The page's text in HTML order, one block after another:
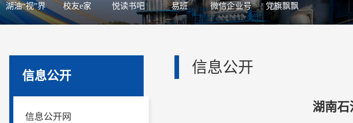
湖油“视”界 校友e家 悦读书吧 易班 微信企业号 党旗飘飘
信息公开
信息公开网
信息公开
湖南石